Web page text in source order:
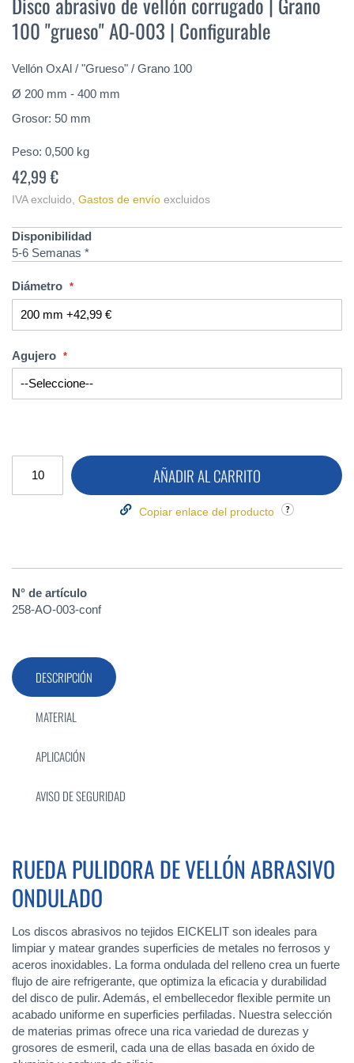
comienzo
de
la
de
imágenes
100 "grueso" AO-003 | Configurable
Vellón OxAl / "Grueso" / Grano 100
Ø 200 mm - 400 mm
Grosor: 50 mm
Peso: 0,500 kg
42,99 €
IVA excluido, Gastos de envío excluidos
Disponibilidad
5-6 Semanas *
Diámetro
Agujero
AÑADIR AL CARRITO
Copiar enlace del producto
N° de artículo
258-AO-003-conf
DESCRIPCIÓN
RUEDA PULIDORA DE VELLÓN ABRASIVO
ONDULADO
Los discos abrasivos no tejidos EICKELIT son ideales para
limpiar y matear grandes superficies de metales no ferrosos y
aceros inoxidables. La forma ondulada del relleno crea un fuerte
flujo de aire refrigerante, que optimiza la eficacia y durabilidad
del disco de pulir. Además, el embellecedor flexible permite un
acabado uniforme en superficies perfiladas. Nuestra selección
de materias primas ofrece una rica variedad de durezas y
grosores de esmeril, cada una de ellas basada en óxido de
MATERIAL
APLICACIÓN
AVISO DE SEGURIDAD